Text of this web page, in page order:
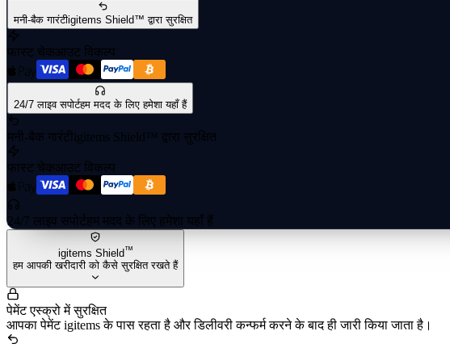
मनी-बैक गारंटीigitems Shield™ द्वारा सुरक्षित
फास्ट चेकआउट विकल्प
24/7 लाइव सपोर्टहम मदद के लिए हमेशा यहाँ हैं
मनी-बैक गारंटी igitems Shield™ द्वारा सुरक्षित
फास्ट चेकआउट विकल्प
24/7 लाइव सपोर्टहम मदद के लिए हमेशा यहाँ हैं
igitems Shield™
हम आपकी खरीदारी को कैसे सुरक्षित रखते हैं
पेमेंट एस्क्रो में सुरक्षित
आपका पेमेंट igitems के पास रहता है और डिलीवरी कन्फर्म करने के बाद ही जारी किया जाता है।